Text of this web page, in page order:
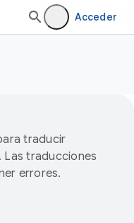
Acceder
traducir
traducciones
errores.